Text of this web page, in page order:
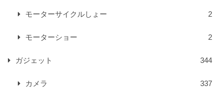
モーターサイクルしょー 2
モーターショー 2
ガジェット 344
カメラ 337